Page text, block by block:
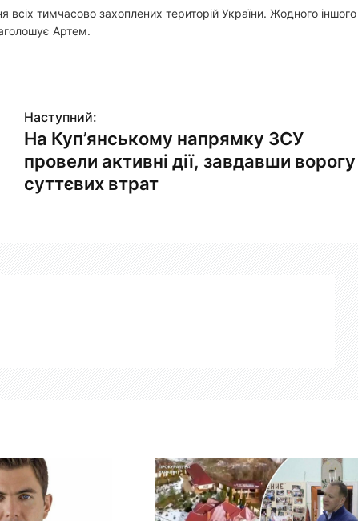
тимчасово захоплених територій України. Жодного іншого
Артем.
Наступний:
На Куп’янському напрямку ЗСУ
провели активні дії, завдавши ворогу
суттєвих втрат